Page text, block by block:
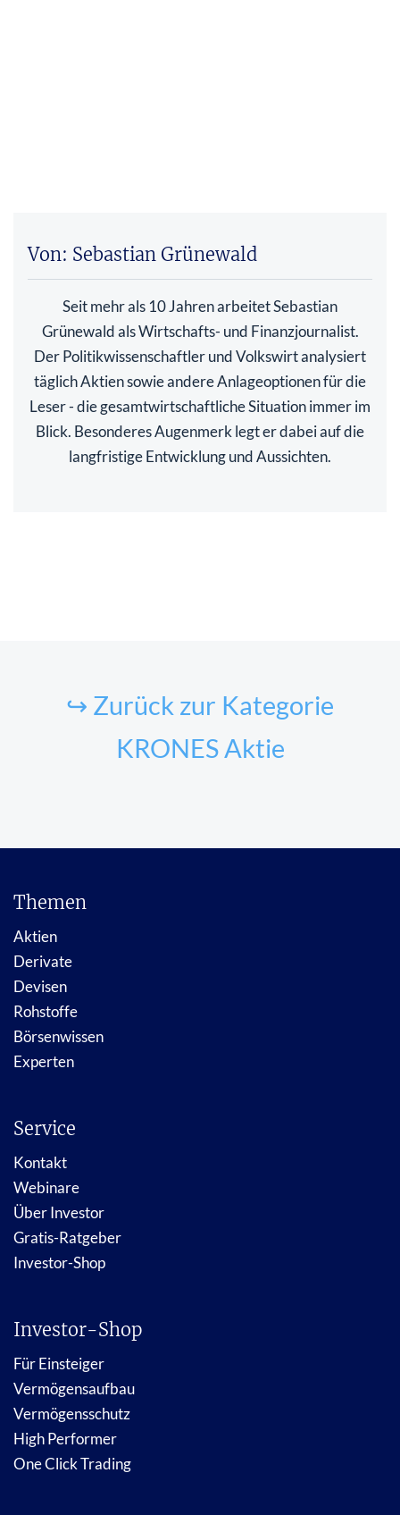
Von: Sebastian Grünewald
Seit mehr als 10 Jahren arbeitet Sebastian
Grünewald als Wirtschafts- und Finanzjournalist.
Der Politikwissenschaftler und Volkswirt analysiert
täglich Aktien sowie andere Anlageoptionen für die
Leser - die gesamtwirtschaftliche Situation immer im
Blick. Besonderes Augenmerk legt er dabei auf die
langfristige Entwicklung und Aussichten.
↪ Zurück zur Kategorie
KRONES Aktie
Themen
Aktien
Derivate
Devisen
Rohstoffe
Börsenwissen
Experten
Service
Kontakt
Webinare
Über Investor
Gratis-Ratgeber
Investor-Shop
Investor-Shop
Für Einsteiger
Vermögensaufbau
Vermögensschutz
High Performer
One Click Trading